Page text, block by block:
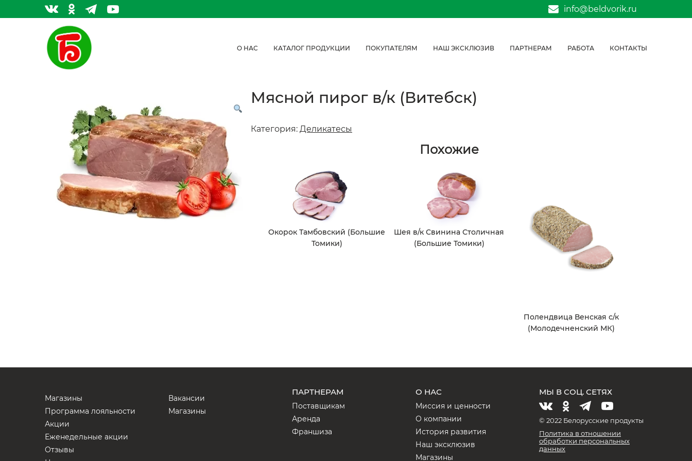
info@beldvorik.ru
О НАС КАТАЛОГ ПРОДУКЦИИ ПОКУПАТЕЛЯМ НАШ ЭКСКЛЮЗИВ ПАРТНЕРАМ РАБОТА КОНТАКТЫ
Мясной пирог в/к (Витебск)
Категория: Деликатесы
Похожие
Окорок Тамбовский (Большие
Томики)
Шея в/к Свинина Столичная
(Большие Томики)
Полендвица Венская с/к
(Молодечненский МК)
Магазины
Программа лояльности
Акции
Еженедельные акции
Отзывы
Вакансии
Магазины
ПАРТНЕРАМ
Поставщикам
Аренда
Франшиза
О НАС
Миссия и ценности
О компании
История развития
Наш эксклюзив
Магазины
МЫ В СОЦ. СЕТЯХ
© 2022 Белорусские продукты
Политика в отношении
обработки персональных
данных